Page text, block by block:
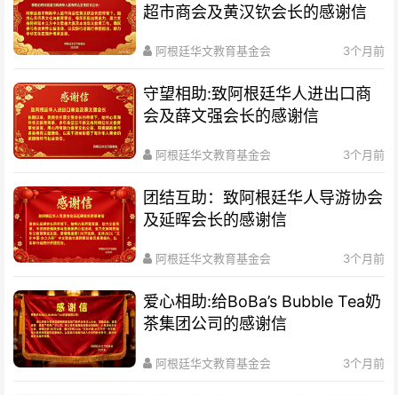
超市商会及黄汉钦会长的感谢信
阿根廷华文教育基金会 3个月前
守望相助:致阿根廷华人进出口商
会及薛文强会长的感谢信
阿根廷华文教育基金会 3个月前
团结互助：致阿根廷华人导游协会
及延晖会长的感谢信
阿根廷华文教育基金会 3个月前
爱心相助:给BoBa’s Bubble Tea奶
茶集团公司的感谢信
阿根廷华文教育基金会 3个月前